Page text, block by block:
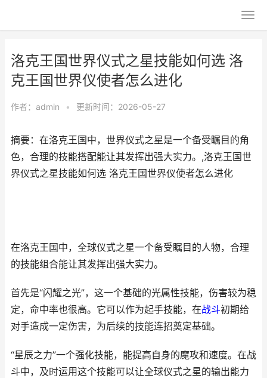
洛克王国世界仪式之星技能如何选 洛
克王国世界仪使者怎么进化
作者： admin • 更新时间：2026-05-27
摘要：在洛克王国中，世界仪式之星是一个备受瞩目的角
色，合理的技能搭配能让其发挥出强大实力。,洛克王国世
界仪式之星技能如何选 洛克王国世界仪使者怎么进化
在洛克王国中，全球仪式之星一个备受瞩目的人物，合理
的技能组合能让其发挥出强大实力。
首先是“闪耀之光”，这一个基础的光属性技能，伤害较为稳
定，命中率也很高。它可以作为起手技能，在战斗初期给
对手造成一定伤害，为后续的技能连招奠定基础。
“星辰之力”一个强化技能，能提高自身的魔攻和速度。在战
斗中，及时运用这个技能可以让全球仪式之星的输出能力